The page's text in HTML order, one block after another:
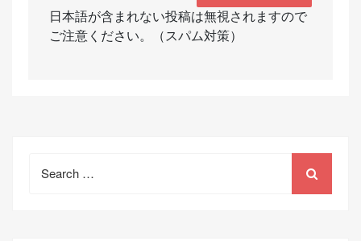
日本語が含まれない投稿は無視されますので
ご注意ください。（スパム対策）
for: